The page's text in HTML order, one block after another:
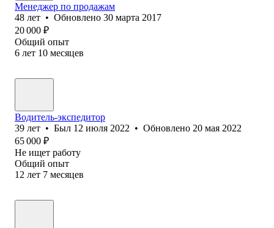
Менеджер по продажам
48 лет • Обновлено 30 марта 2017
20 000 ₽
Общий опыт
6 лет 10 месяцев
Водитель-экспедитор
39 лет • Был 12 июля 2022 • Обновлено 20 мая 2022
65 000 ₽
Не ищет работу
Общий опыт
12 лет 7 месяцев